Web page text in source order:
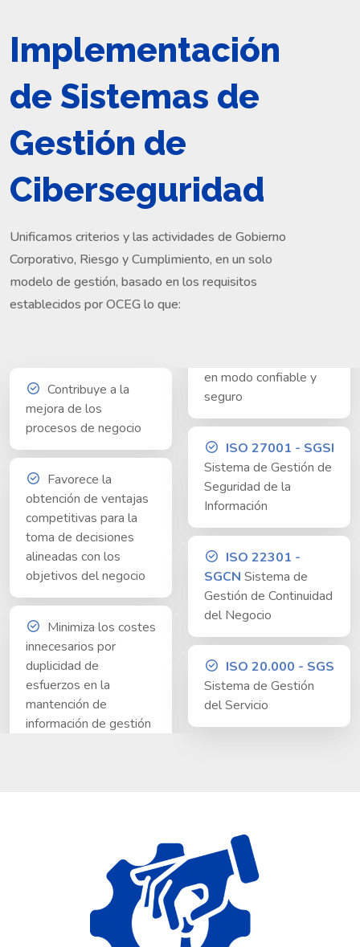
Implementación
de Sistemas de
Gestión de
Ciberseguridad
Unificamos criterios y las actividades de Gobierno
Corporativo, Riesgo y Cumplimiento, en un solo
modelo de gestión, basado en los requisitos
establecidos por OCEG lo que:
Contribuye a la
mejora de los
procesos de negocio
Favorece la
obtención de ventajas
competitivas para la
toma de decisiones
alineadas con los
objetivos del negocio
Minimiza los costes
innecesarios por
duplicidad de
esfuerzos en la
mantención de
información de gestión
en modo confiable y
seguro
ISO 27001 - SGSI
Sistema de Gestión de
Seguridad de la
Información
ISO 22301 -
SGCN Sistema de
Gestión de Continuidad
del Negocio
ISO 20.000 - SGS
Sistema de Gestión
del Servicio